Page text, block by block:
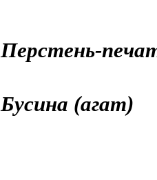
Перстень-
Бусина (агат)